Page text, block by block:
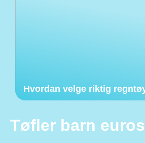
Hvordan velge riktig
Tøfler barn